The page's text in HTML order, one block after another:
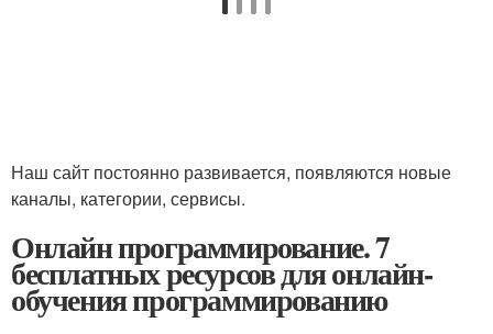
Наш сайт постоянно развивается, появляются новые
каналы, категории, сервисы.
Онлайн программирование. 7
бесплатных ресурсов для онлайн-
обучения программированию